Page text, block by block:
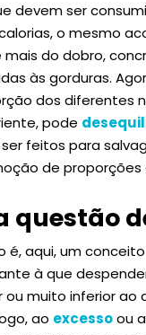
devem ser
o mesmo
mais do dobro,
às gorduras.
dos diferentes
pode
feitos para
de proporções
questão
é, aqui, um
à que
ou muito inferior
ao excessoou